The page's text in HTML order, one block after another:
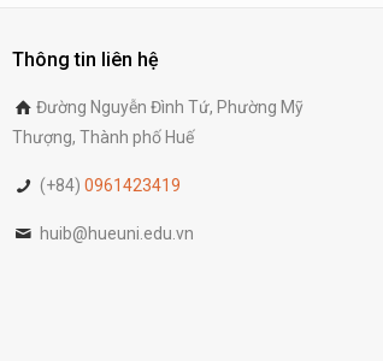
Thông tin liên hệ
Đường Nguyễn Đình Tứ, Phường Mỹ
Thượng, Thành phố Huế
(+84) 0961423419
huib@hueuni.edu.vn